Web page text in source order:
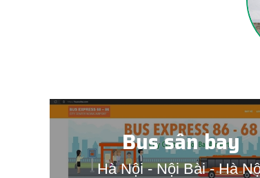
Bus sân bay
Hà Nội - Nội Bài - Hà Nội